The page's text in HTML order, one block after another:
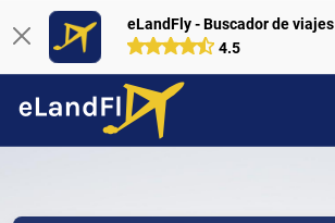
eLandFly - Buscador de viajes
4.5